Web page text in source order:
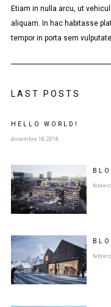
Etiam in nulla arcu, ut
aliquam. In hac habitasse
tempor in porta sem
LAST POSTS
HELLO WORLD!
diciembre 18, 2018
febrero
febrero